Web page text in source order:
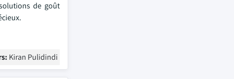
de goût
Kiran Pulidindi